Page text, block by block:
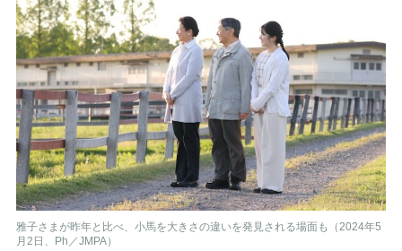
雅子さまが昨年と比べ、小馬を大きさの違いを発見される場面も（2024年5
月2日、Ph／JMPA）